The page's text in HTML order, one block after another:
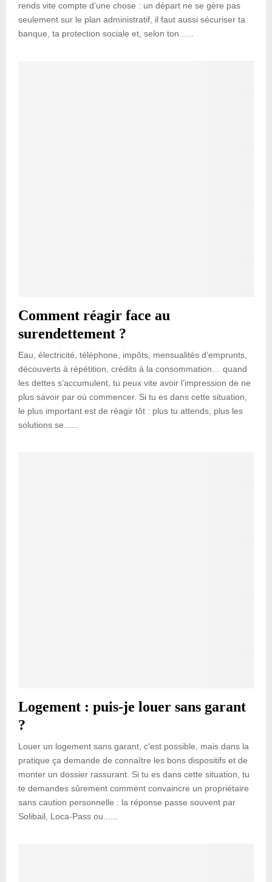
rends vite compte d’une chose : un départ ne se gère pas
seulement sur le plan administratif, il faut aussi sécuriser ta
banque, ta protection sociale et, selon ton......
Comment réagir face au
surendettement ?
Eau, électricité, téléphone, impôts, mensualités d’emprunts,
découverts à répétition, crédits à la consommation… quand
les dettes s’accumulent, tu peux vite avoir l’impression de ne
plus savoir par où commencer. Si tu es dans cette situation,
le plus important est de réagir tôt : plus tu attends, plus les
solutions se......
Logement : puis-je louer sans garant
?
Louer un logement sans garant, c’est possible, mais dans la
pratique ça demande de connaître les bons dispositifs et de
monter un dossier rassurant. Si tu es dans cette situation, tu
te demandes sûrement comment convaincre un propriétaire
sans caution personnelle : la réponse passe souvent par
Solibail, Loca-Pass ou......